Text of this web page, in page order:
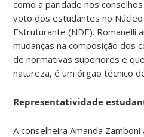
como a paridade nos
voto dos estudantes no
Estruturante (NDE). Romanelli
mudanças na composição dos
de normativas superiores e
natureza, é um órgão técnico
Representatividade
A conselheira Amanda